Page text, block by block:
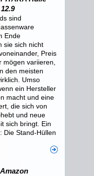
sind
Ende
sie sich nicht
Preis
mögen variieren,
den meisten
Umso
ein Hersteller
macht und eine
die sich von
und neue
sich bringt. Ein
Die Stand-Hüllen